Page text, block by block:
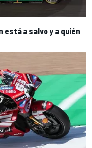
está a salvo y a quién